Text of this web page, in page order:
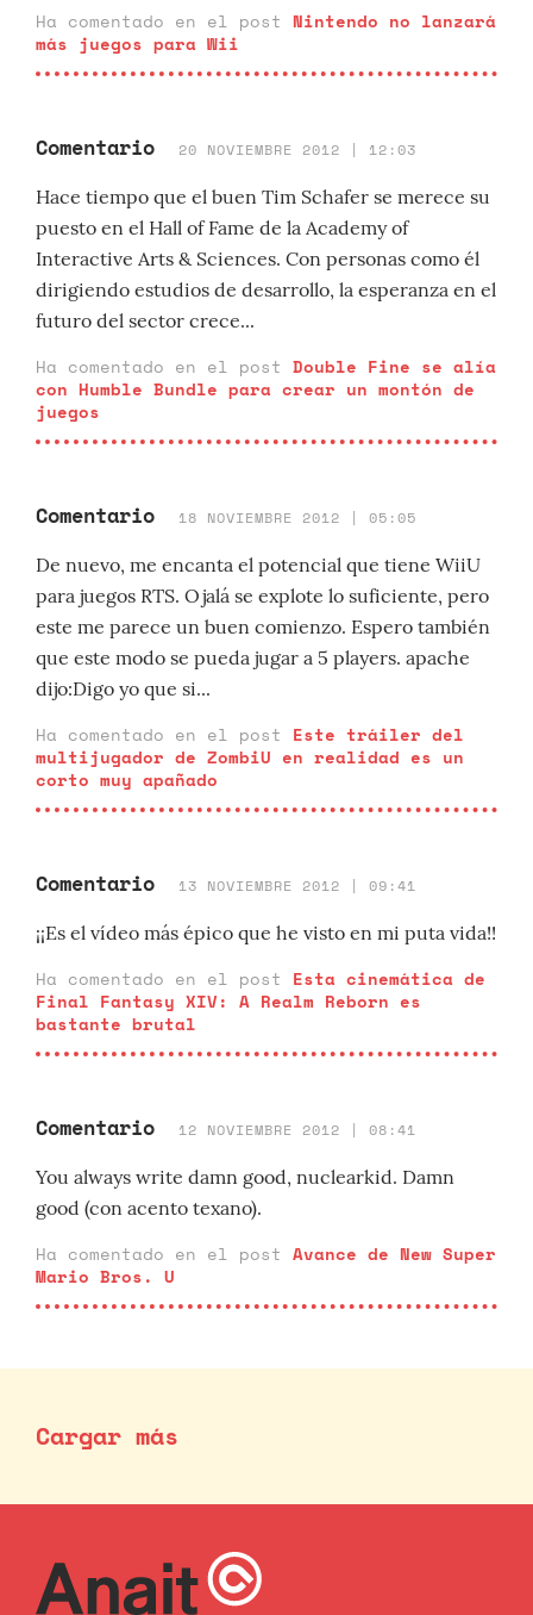
Ha comentado en el post Nintendo no lanzará
más juegos para Wii
Comentario 20 NOVIEMBRE 2012 | 12:03
Hace tiempo que el buen Tim Schafer se merece su
puesto en el Hall of Fame de la Academy of
Interactive Arts & Sciences. Con personas como él
dirigiendo estudios de desarrollo, la esperanza en el
futuro del sector crece...
Ha comentado en el post Double Fine se alía
con Humble Bundle para crear un montón de
juegos
Comentario 18 NOVIEMBRE 2012 | 05:05
De nuevo, me encanta el potencial que tiene WiiU
para juegos RTS. Ojalá se explote lo suficiente, pero
este me parece un buen comienzo. Espero también
que este modo se pueda jugar a 5 players. apache
dijo:Digo yo que si...
Ha comentado en el post Este tráiler del
multijugador de ZombiU en realidad es un
corto muy apañado
Comentario 13 NOVIEMBRE 2012 | 09:41
¡¡Es el vídeo más épico que he visto en mi puta vida!!
Ha comentado en el post Esta cinemática de
Final Fantasy XIV: A Realm Reborn es
bastante brutal
Comentario 12 NOVIEMBRE 2012 | 08:41
You always write damn good, nuclearkid. Damn
good (con acento texano).
Ha comentado en el post Avance de New Super
Mario Bros. U
Cargar más